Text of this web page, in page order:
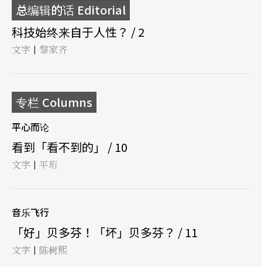
总编辑的话 Editorial
科技始终来自于人性？ / 2
文字 | 黎家齐
专栏 Columns
平心而论
看到「看不到的」 / 10
文字 | 平珩
音乐飞行
「好」贝多芬！「坏」贝多芬？ / 11
文字 | 陈树熙